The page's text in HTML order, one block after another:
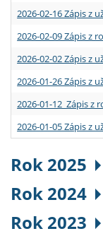
2026-02-16 Zápis z
2026-02-09 Zápis z
2026-02-02 Zápis z
2026-01-26 Zápis z
2026-01-12 Zápis z
2026-01-05 Zápis z
Rok 2025
Rok 2024
Rok 2023